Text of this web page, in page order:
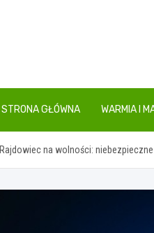
STRONA GŁÓWNA WARMIA I
Rajdowiec na wolności: